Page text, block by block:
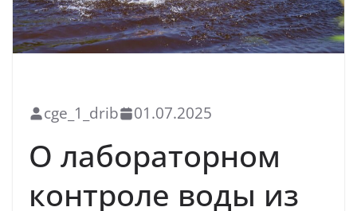
cge_1_drib 01.07.2025
О лабораторном
контроле воды из